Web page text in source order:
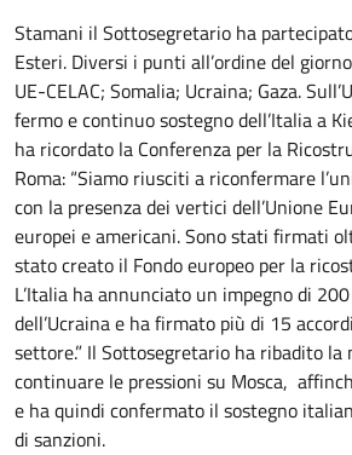
Stamani il Sottosegretario ha
Esteri. Diversi i punti all’ordine del
UE-CELAC; Somalia; Ucraina; Gaza.
fermo e continuo sostegno dell’Italia a
ha ricordato la Conferenza per la
Roma: “Siamo riusciti a riconfermare
con la presenza dei vertici dell’Unione
europei e americani. Sono stati firmati
stato creato il Fondo europeo per la
L’Italia ha annunciato un impegno di
dell’Ucraina e ha firmato più di 15
settore.” Il Sottosegretario ha ribadito la
continuare le pressioni su Mosca,
e ha quindi confermato il sostegno
di sanzioni.